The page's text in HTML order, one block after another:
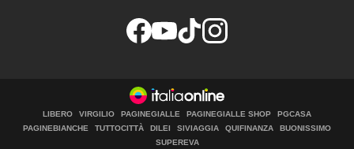
LIBERO VIRGILIO PAGINEGIALLE PAGINEGIALLE SHOP
PGCASA
PAGINEBIANCHE
TUTTOCITTÀ DILEI SIVIAGGIA QUIFINANZA
BUONISSIMO
SUPEREVA